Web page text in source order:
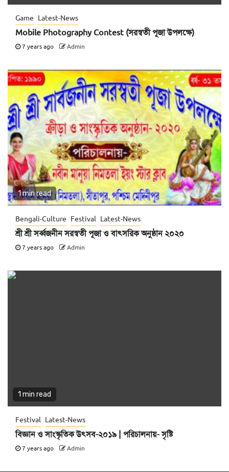
Game Latest-News
Mobile Photography Contest (সরস্বতী পূজা উপলক্ষে)
7 years ago Admin
1 min read
Bengali-Culture Festival Latest-News
শ্রী শ্রী সর্ব্বজনীন সরস্বতী পূজা ও বাৎসরিক অনুষ্ঠান ২০২০
7 years ago Admin
1 min read
Festival Latest-News
বিজ্ঞান ও সাংস্কৃতিক উৎসব-২০১৯ | পরিচালনায়- সৃষ্টি
7 years ago Admin